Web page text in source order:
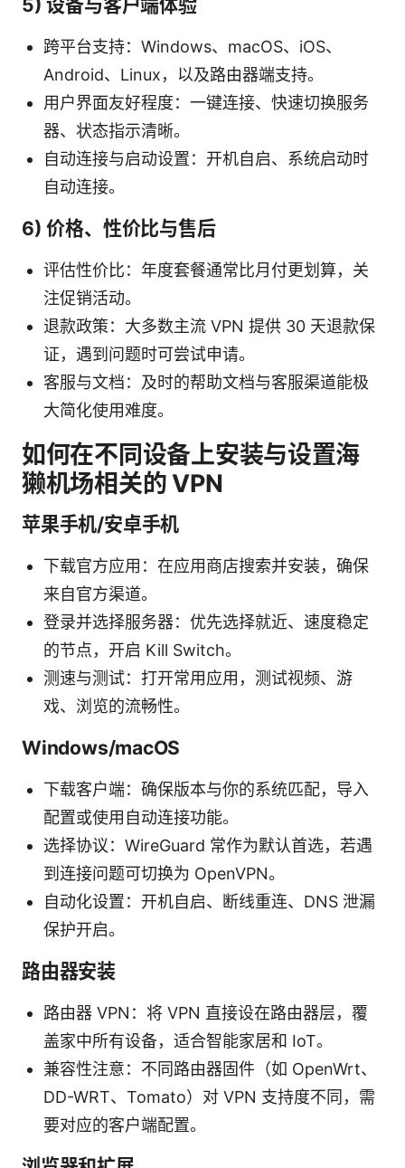
5) 设备与客户端体验
跨平台支持：Windows、macOS、iOS、
Android、Linux，以及路由器端支持。
用户界面友好程度：一键连接、快速切换服务
器、状态指示清晰。
自动连接与启动设置：开机自启、系统启动时
自动连接。
6) 价格、性价比与售后
评估性价比：年度套餐通常比月付更划算，关
注促销活动。
退款政策：大多数主流 VPN 提供 30 天退款保
证，遇到问题时可尝试申请。
客服与文档：及时的帮助文档与客服渠道能极
大简化使用难度。
如何在不同设备上安装与设置海
獭机场相关的 VPN
苹果手机/安卓手机
下载官方应用：在应用商店搜索并安装，确保
来自官方渠道。
登录并选择服务器：优先选择就近、速度稳定
的节点，开启 Kill Switch。
测速与测试：打开常用应用，测试视频、游
戏、浏览的流畅性。
Windows/macOS
下载客户端：确保版本与你的系统匹配，导入
配置或使用自动连接功能。
选择协议：WireGuard 常作为默认首选，若遇
到连接问题可切换为 OpenVPN。
自动化设置：开机自启、断线重连、DNS 泄漏
保护开启。
路由器安装
路由器 VPN：将 VPN 直接设在路由器层，覆
盖家中所有设备，适合智能家居和 IoT。
兼容性注意：不同路由器固件（如 OpenWrt、
DD-WRT、Tomato）对 VPN 支持度不同，需
要对应的客户端配置。